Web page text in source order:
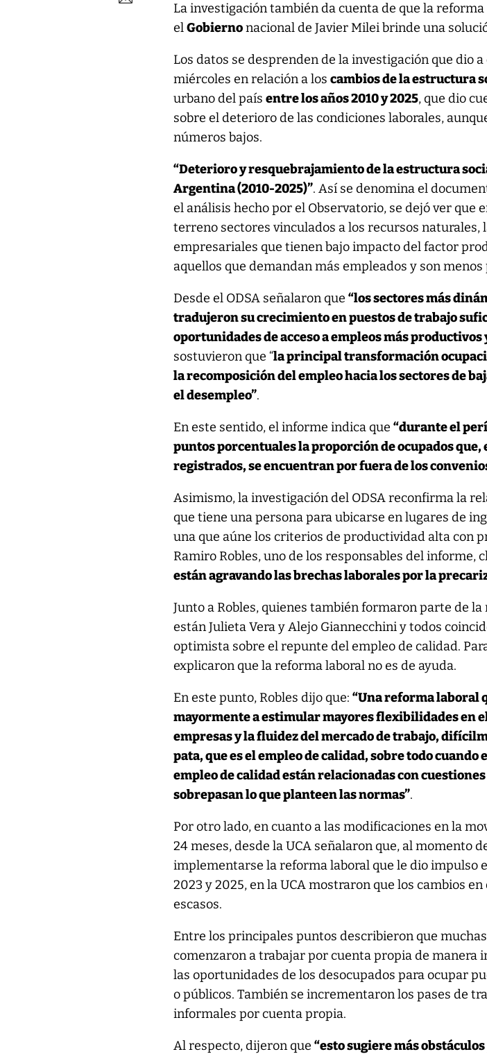
La investigación también da cuenta de que la
elGobiernonacional de Javier Milei brinde una
Los datos se desprenden de la investigación que dio a
miércoles en relación a loscambios de la estructura
urbano del paísentre los años 2010 y 2025, que dio
sobre el deterioro de las condiciones laborales,
números bajos.
“Deterioro y resquebrajamiento de la estructura
Argentina (2010-2025)”. Así se denomina el
el análisis hecho por el Observatorio, se dejó ver que
terreno sectores vinculados a los recursos naturales,
empresariales que tienen bajo impacto del factor
aquellos que demandan más empleados y son
Desde el ODSA señalaron que“los sectores más
tradujeron su crecimiento en puestos de trabajo
oportunidades de acceso a empleos más
sostuvieron que “la principal transformación
la recomposición del empleo hacia los sectores de
el desempleo”.
En este sentido, el informe indica que“durante el
puntos porcentuales la proporción de ocupados que,
registrados, se encuentran por fuera de los
Asimismo, la investigación del ODSA reconfirma la
que tiene una persona para ubicarse en lugares de
una que aúne los criterios de productividad alta con
Ramiro Robles, uno de los responsables del informe,
están agravando las brechas laborales por la
Junto a Robles, quienes también formaron parte de
están Julieta Vera y Alejo Giannecchini y todos
optimista sobre el repunte del empleo de calidad.
explicaron que la reforma laboral no es de ayuda.
En este punto, Robles dijo que:“Una reforma laboral
mayormente a estimular mayores flexibilidades en
empresas y la fluidez del mercado de trabajo,
pata, que es el empleo de calidad, sobre todo cuando
empleo de calidad están relacionadas con
sobrepasan lo que planteen las normas”.
Por otro lado, en cuanto a las modificaciones en la
24 meses, desde la UCA señalaron que, al momento
implementarse la reforma laboral que le dio impulso
2023 y 2025, en la UCA mostraron que los cambios
escasos.
Entre los principales puntos describieron que
comenzaron a trabajar por cuenta propia de manera
las oportunidades de los desocupados para ocupar
o públicos. También se incrementaron los pases de
informales por cuenta propia.
Al respecto, dijeron que“esto sugiere más